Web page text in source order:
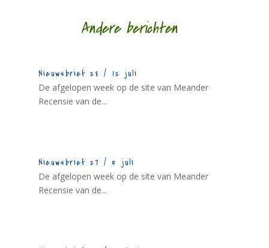
Andere berichten
Nieuwsbrief 28 / 12 juli
De afgelopen week op de site van Meander
Recensie van de...
Nieuwsbrief 27 / 5 juli
De afgelopen week op de site van Meander
Recensie van de...